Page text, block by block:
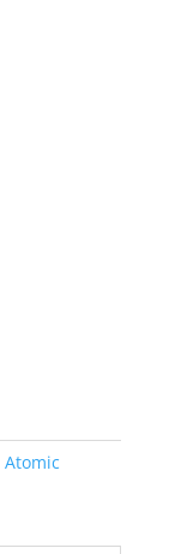
Atomic